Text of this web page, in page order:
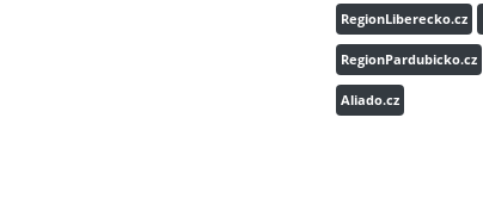
RegionLiberecko.cz
RegionPardubicko.cz
Aliado.cz